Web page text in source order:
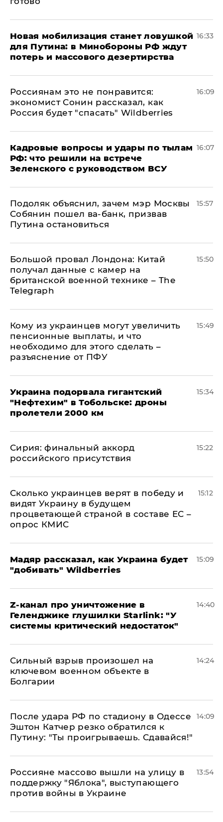
​Новая мобилизация станет ловушкой
для Путина: в Минобороны РФ ждут
потерь и массового дезертирства
16:33
Россиянам это не понравится:
экономист Сонин рассказал, как
Россия будет "спасать" Wildberries
16:09
Кадровые вопросы и удары по тылам
РФ: что решили на встрече
Зеленского с руководством ВСУ
16:07
Подоляк объяснил, зачем мэр Москвы
Собянин пошел ва-банк, призвав
Путина остановиться
15:57
Большой провал Лондона: Китай
получал данные с камер на
британской военной технике – The
Telegraph
15:50
Кому из украинцев могут увеличить
пенсионные выплаты, и что
необходимо для этого сделать –
разъяснение от ПФУ
15:49
Украина подорвала гигантский
"Нефтехим" в Тобольске: дроны
пролетели 2000 км
15:34
​Сирия: финальный аккорд
российского присутствия
15:22
Сколько украинцев верят в победу и
видят Украину в будущем
процветающей страной в составе ЕС –
опрос КМИС
15:12
Мадяр рассказал, как Украина будет
"добивать" Wildberries
15:09
Z-канал про уничтожение в
Геленджике глушилки Starlink: "У
системы критический недостаток"
14:40
Сильный взрыв произошел на
ключевом военном объекте в
Болгарии
14:24
После удара РФ по стадиону в Одессе
Эштон Катчер резко обратился к
Путину: "Ты проигрываешь. Сдавайся!"
14:09
Россияне массово вышли на улицу в
поддержку "Яблока", выступающего
против войны в Украине
13:54